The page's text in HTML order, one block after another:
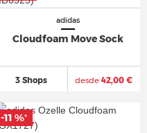
adidas
Cloudfoam Move Sock
3 Shops desde 42,00 €
-11 %*